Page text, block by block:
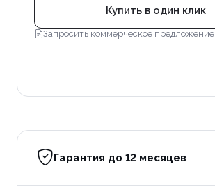
Купить в один клик
Запросить коммерческое предложение
Гарантия до 12 месяцев